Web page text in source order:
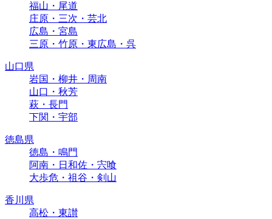
福山・尾道
庄原・三次・芸北
広島・宮島
三原・竹原・東広島・呉
山口県
岩国・柳井・周南
山口・秋芳
萩・長門
下関・宇部
徳島県
徳島・鳴門
阿南・日和佐・宍喰
大歩危・祖谷・剣山
香川県
高松・東讃